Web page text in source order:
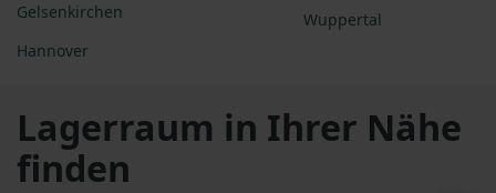
Gelsenkirchen
Hannover
Wuppertal
Lagerraum in Ihrer Nähe
finden